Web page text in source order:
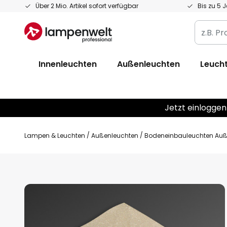
Über 2 Mio. Artikel sofort verfügbar Bis zu 5
Zum
springen
z.B.
Produkt,
EAN
Innenleuchten Außenleuchten
Jetzt
Lampen & Leuchten Außenleuchten Bodeneinbauleuchten
Zum